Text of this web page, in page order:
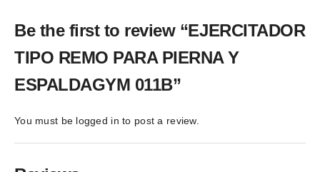
Be the first to review “EJERCITADOR
TIPO REMO PARA PIERNA Y
ESPALDAGYM 011B”
You must be logged in to post a review.